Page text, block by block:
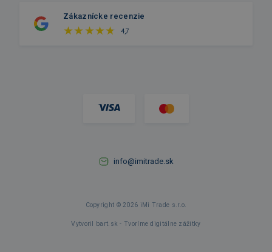
Zákaznícke recenzie
4,7
info@imitrade.sk
Copyright © 2026 iMi Trade s.r.o.
Vytvoril bart.sk - Tvoríme digitálne zážitky